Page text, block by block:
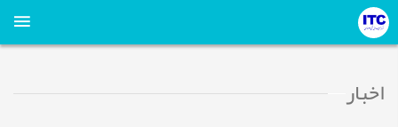
اخبار